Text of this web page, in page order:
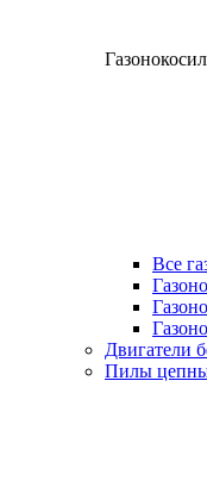
Все
Двигатели
Пилы